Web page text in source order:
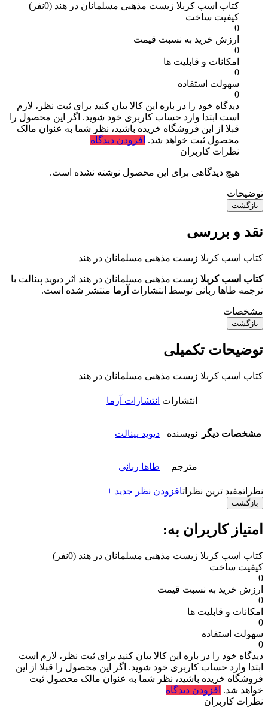
کتاب اسب کربلا زیست مذهبی مسلمانان در هند (0نفر)
کیفیت ساخت
0
ارزش خرید به نسبت قیمت
0
امکانات و قابلیت ها
0
سهولت استفاده
0
دیدگاه خود را در باره این کالا بیان کنید برای ثبت نظر، لازم
است ابتدا وارد حساب کاربری خود شوید. اگر این محصول را
قبلا از این فروشگاه خریده باشید، نظر شما به عنوان مالک
محصول ثبت خواهد شد. افزودن دیدگاه
نظرات کاربران
هیچ دیدگاهی برای این محصول نوشته نشده است.
توضیحات
بازگشت
نقد و بررسی
کتاب اسب کربلا زیست مذهبی مسلمانان در هند
کتاب اسب کربلا زیست مذهبی مسلمانان در هند اثر دیوید پینالت با
ترجمه طاها ربانی توسط انتشارات آرما منتشر شده است.
مشخصات
بازگشت
توضیحات تکمیلی
کتاب اسب کربلا زیست مذهبی مسلمانان در هند
مشخصات دیگر
انتشارات انتشارات آرما
نویسنده دیوید پینالت
مترجم طاها ربانی
نظراتمفید ترین نظراتافزودن نظر جدید +
بازگشت
امتیاز کاربران به:
کتاب اسب کربلا زیست مذهبی مسلمانان در هند (0نفر)
کیفیت ساخت
0
ارزش خرید به نسبت قیمت
0
امکانات و قابلیت ها
0
سهولت استفاده
0
دیدگاه خود را در باره این کالا بیان کنید برای ثبت نظر، لازم است
ابتدا وارد حساب کاربری خود شوید. اگر این محصول را قبلا از این
فروشگاه خریده باشید، نظر شما به عنوان مالک محصول ثبت
خواهد شد. افزودن دیدگاه
نظرات کاربران